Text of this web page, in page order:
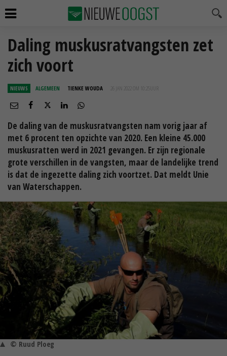
Daling muskusratvangsten zet
zich voort
NIEUWS ALGEMEEN TIENKE WOUDA 26 JAN 2022 OM 10:25
De daling van de muskusratvangsten nam vorig jaar af
met 6 procent ten opzichte van 2020. Een kleine 45.000
muskusratten werd in 2021 gevangen. Er zijn regionale
grote verschillen in de vangsten, maar de landelijke trend
is dat de ingezette daling zich voortzet. Dat meldt Unie
van Waterschappen.
© Ruud Ploeg